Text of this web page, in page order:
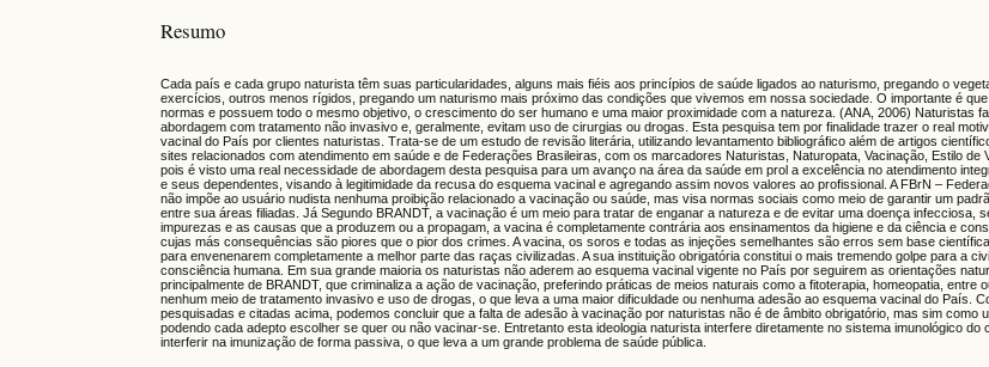
Resumo
Cada país e cada grupo naturista têm suas particularidades, alguns mais fiéis aos princípios de saúde ligados ao naturismo, pregando o
exercícios, outros menos rígidos, pregando um naturismo mais próximo das condições que vivemos em nossa sociedade. O importante é
normas e possuem todo o mesmo objetivo, o crescimento do ser humano e uma maior proximidade com a natureza. (ANA, 2006) Naturistas
abordagem com tratamento não invasivo e, geralmente, evitam uso de cirurgias ou drogas. Esta pesquisa tem por finalidade trazer o real
vacinal do País por clientes naturistas. Trata-se de um estudo de revisão literária, utilizando levantamento bibliográfico além de artigos
sites relacionados com atendimento em saúde e de Federações Brasileiras, com os marcadores Naturistas, Naturopata, Vacinação, Estilo de
pois é visto uma real necessidade de abordagem desta pesquisa para um avanço na área da saúde em prol a excelência no atendimento
e seus dependentes, visando à legitimidade da recusa do esquema vacinal e agregando assim novos valores ao profissional. A FBrN –
não impõe ao usuário nudista nenhuma proibição relacionado a vacinação ou saúde, mas visa normas sociais como meio de garantir um
entre sua áreas filiadas. Já Segundo BRANDT, a vacinação é um meio para tratar de enganar a natureza e de evitar uma doença infecciosa,
impurezas e as causas que a produzem ou a propagam, a vacina é completamente contrária aos ensinamentos da higiene e da ciência e
cujas más consequências são piores que o pior dos crimes. A vacina, os soros e todas as injeções semelhantes são erros sem base
para envenenarem completamente a melhor parte das raças civilizadas. A sua instituição obrigatória constitui o mais tremendo golpe para a
consciência humana. Em sua grande maioria os naturistas não aderem ao esquema vacinal vigente no País por seguirem as orientações
principalmente de BRANDT, que criminaliza a ação de vacinação, preferindo práticas de meios naturais como a fitoterapia, homeopatia, entre
nenhum meio de tratamento invasivo e uso de drogas, o que leva a uma maior dificuldade ou nenhuma adesão ao esquema vacinal do País.
pesquisadas e citadas acima, podemos concluir que a falta de adesão à vacinação por naturistas não é de âmbito obrigatório, mas sim como
podendo cada adepto escolher se quer ou não vacinar-se. Entretanto esta ideologia naturista interfere diretamente no sistema imunológico do
interferir na imunização de forma passiva, o que leva a um grande problema de saúde pública.